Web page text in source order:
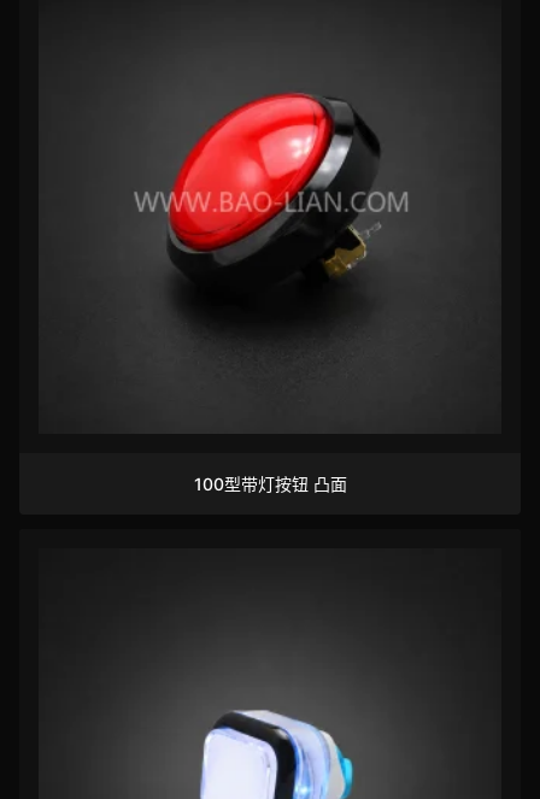
100型带灯按钮 凸面